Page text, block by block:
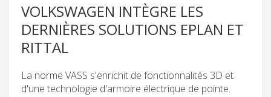
VOLKSWAGEN INTÈGRE LES
DERNIÈRES SOLUTIONS EPLAN ET
RITTAL
La norme VASS s'enrichit de fonctionnalités 3D et
d'une technologie d'armoire électrique de pointe.